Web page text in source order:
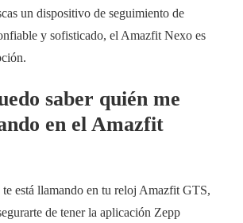
un dispositivo de seguimiento de
y sofisticado, el Amazfit Nexo es
saber quién me
en el Amazfit
te está llamando en tu reloj Amazfit GTS,
de tener la aplicación Zepp